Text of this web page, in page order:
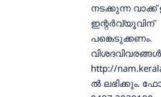
നടക്കുന്ന
ഇന്റര്‍വ്യൂവിന്
പങ്കെടുക്കണം.
വിശദവിവരങ്ങള്‍
http://
ല്‍ ലഭിക്കും.